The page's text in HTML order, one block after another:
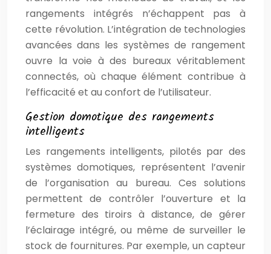
rangements intégrés n’échappent pas à
cette révolution. L’intégration de technologies
avancées dans les systèmes de rangement
ouvre la voie à des bureaux véritablement
connectés, où chaque élément contribue à
l’efficacité et au confort de l’utilisateur.
Gestion domotique des rangements
intelligents
Les rangements intelligents, pilotés par des
systèmes domotiques, représentent l’avenir
de l’organisation au bureau. Ces solutions
permettent de contrôler l’ouverture et la
fermeture des tiroirs à distance, de gérer
l’éclairage intégré, ou même de surveiller le
stock de fournitures. Par exemple, un capteur